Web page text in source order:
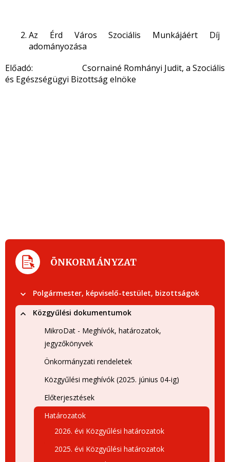
Az Érd Város Szociális Munkájáért Díj
adományozása
Előadó: Csornainé Romhányi Judit, a Szociális
és Egészségügyi Bizottság elnöke
ÖNKORMÁNYZAT
Polgármester, képviselő-testület, bizottságok
Közgyűlési dokumentumok
MikroDat - Meghívók, határozatok,
jegyzőkönyvek
Önkormányzati rendeletek
Közgyűlési meghívók (2025. június 04-ig)
Előterjesztések
Határozatok
2026. évi Közgyűlési határozatok
2025. évi Közgyűlési határozatok